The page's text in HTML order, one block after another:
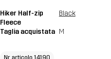
Hiker Half-zip
Fleece
Black
Taglia acquistata M
Nr articolo 14190